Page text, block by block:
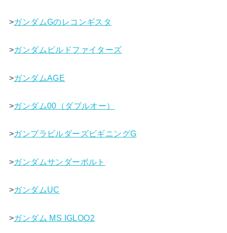
>ガンダムGのレコンギスタ
>ガンダムビルドファイターズ
>ガンダムAGE
>ガンダム00（ダブルオー）
>ガンプラビルダーズビギニングG
>ガンダムサンダーボルト
>ガンダムUC
>ガンダム MS IGLOO2